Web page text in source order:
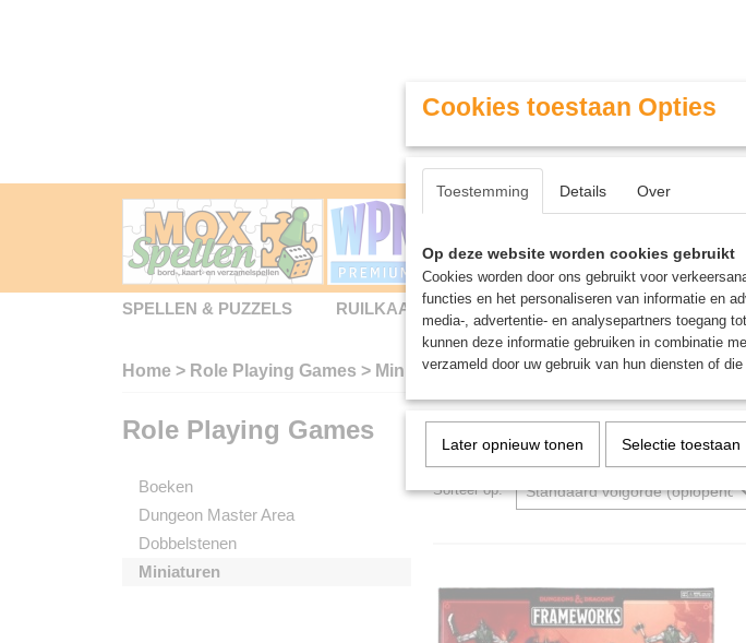
Contact & Openingstijden
SPELLEN & PUZZELS RUILKAARTEN MINIATURE GAMING
Home > Role Playing Games > Miniaturen
Role Playing Games
Boeken
Dungeon Master Area
Dobbelstenen
Miniaturen
Miniaturen
Sorteer op:
Cookies toestaan Opties
Toestemming Details Over
Op deze website worden cookies gebruikt
Cookies worden door ons gebruikt voor
functies en het personaliseren van informatie en
media-, advertentie- en analysepartners toegang
kunnen deze informatie gebruiken in combinatie
verzameld door uw gebruik van hun diensten of
Later opnieuw tonen Selectie toestaan